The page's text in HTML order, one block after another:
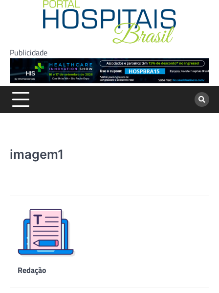
Publicidade
imagem1
Redação